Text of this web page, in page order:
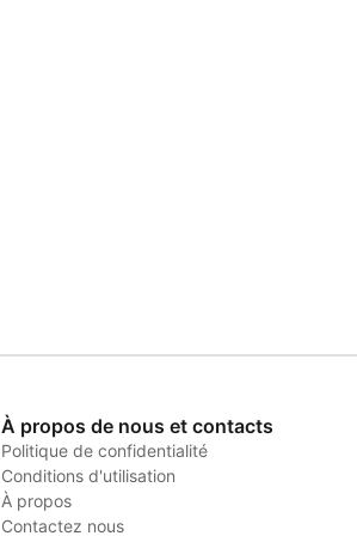
À propos de nous et contacts
Politique de confidentialité
Conditions d'utilisation
À propos
Contactez nous